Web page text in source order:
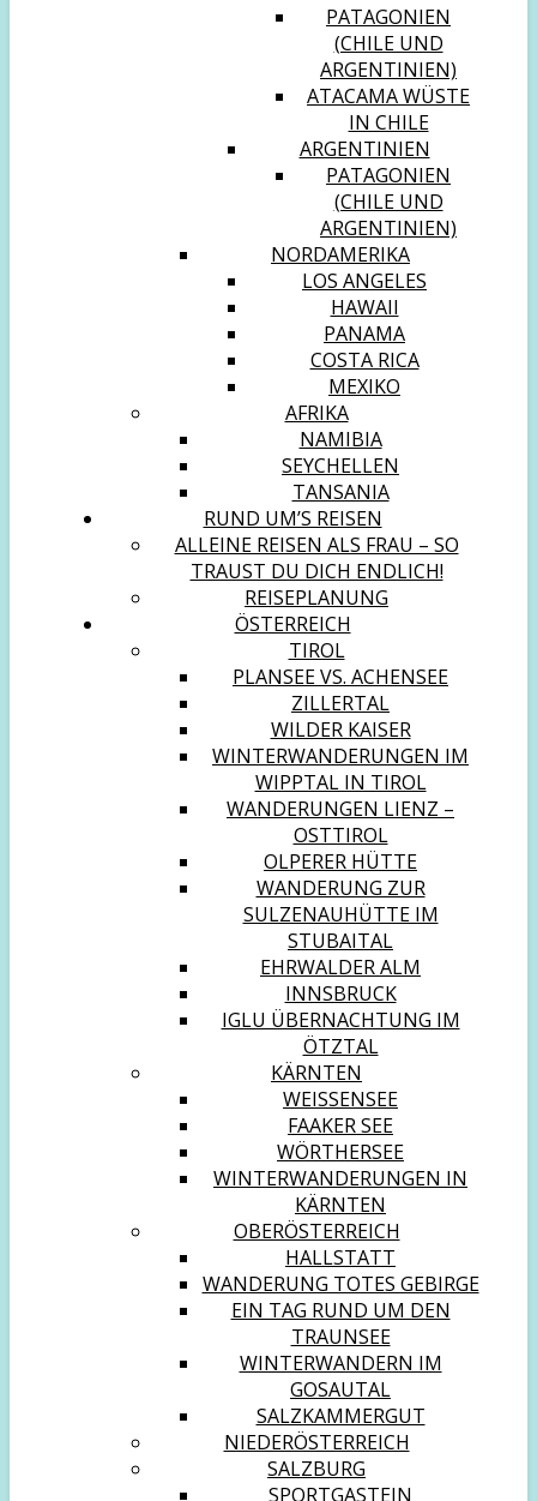
PATAGONIEN
(CHILE UND
ARGENTINIEN)
ATACAMA WÜSTE
IN CHILE
ARGENTINIEN
PATAGONIEN
(CHILE UND
ARGENTINIEN)
NORDAMERIKA
LOS ANGELES
HAWAII
PANAMA
COSTA RICA
MEXIKO
AFRIKA
NAMIBIA
SEYCHELLEN
TANSANIA
RUND UM’S REISEN
ALLEINE REISEN ALS FRAU – SO
TRAUST DU DICH ENDLICH!
REISEPLANUNG
ÖSTERREICH
TIROL
PLANSEE VS. ACHENSEE
ZILLERTAL
WILDER KAISER
WINTERWANDERUNGEN IM
WIPPTAL IN TIROL
WANDERUNGEN LIENZ –
OSTTIROL
OLPERER HÜTTE
WANDERUNG ZUR
SULZENAUHÜTTE IM
STUBAITAL
EHRWALDER ALM
INNSBRUCK
IGLU ÜBERNACHTUNG IM
ÖTZTAL
KÄRNTEN
WEISSENSEE
FAAKER SEE
WÖRTHERSEE
WINTERWANDERUNGEN IN
KÄRNTEN
OBERÖSTERREICH
HALLSTATT
WANDERUNG TOTES GEBIRGE
EIN TAG RUND UM DEN
TRAUNSEE
WINTERWANDERN IM
GOSAUTAL
SALZKAMMERGUT
NIEDERÖSTERREICH
SALZBURG
SPORTGASTEIN